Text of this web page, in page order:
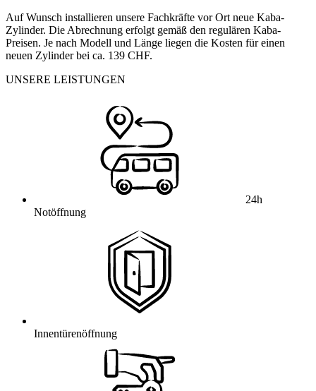
Auf Wunsch installieren unsere Fachkräfte vor Ort neue Kaba-
Zylinder. Die Abrechnung erfolgt gemäß den regulären Kaba-
Preisen. Je nach Modell und Länge liegen die Kosten für einen
neuen Zylinder bei ca. 139 CHF.
UNSERE LEISTUNGEN
24h
Notöffnung
Innentürenöffnung